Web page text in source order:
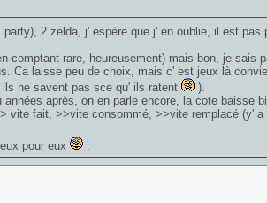
2 zelda, j' espère que j' en oublie, il est pas
rare, heureusement) mais bon, je sais
Ca laisse peu de choix, mais c' est jeux là
ne savent pas sce qu' ils ratent
).
après, on en parle encore, la cote baisse
vite fait, >>vite consommé, >>vite remplacé (y' a
pour eux
.